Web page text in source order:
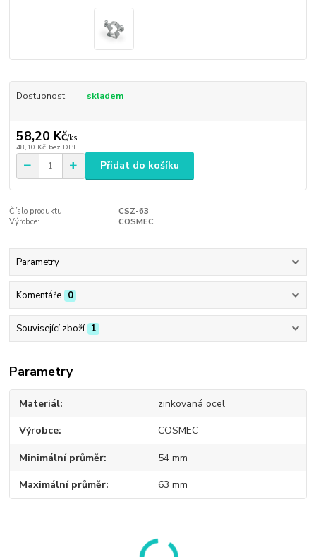
Dostupnost skladem
58,20 Kč/ks
48,10 Kč bez DPH
Přidat do košíku
Číslo produktu:
CSZ-63
Výrobce:
COSMEC
Parametry
Komentáře 0
Související zboží 1
Parametry
Materiál zinkovaná ocel
Výrobce COSMEC
Minimální průměr 54 mm
Maximální průměr 63 mm